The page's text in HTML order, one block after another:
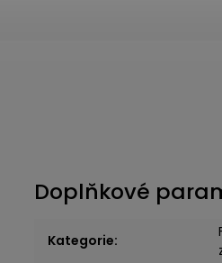
Doplňkové
Kategorie: